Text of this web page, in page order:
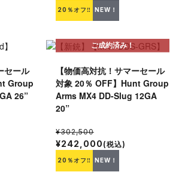
20％オフ‼ NEW！
セール
Group
26”
ご成約済み！
【物価高対抗！サマーセール
対象 20％ OFF】Hunt Group
Arms MX4 DD-Slug 12GA
20”
¥302,500
¥242,000 (税込)
20％オフ‼ NEW！